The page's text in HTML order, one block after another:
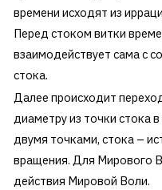
времени исходят из
Перед стоком витки
взаимодействует сама с
стока.
Далее происходит
диаметру из точки стока
двумя точками, стока –
вращения. Для Мирового
действия Мировой Воли.